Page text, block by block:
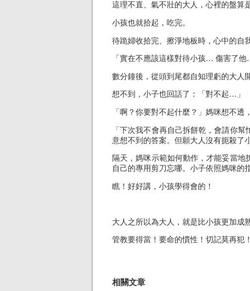
這理不直、氣不壯的大人，心裡的盤算
小孩也就拾起，吃完。
待跪婦收拾完、擦淨地板時，心中的自
「實在不應該這樣對待小孩… 傷害了他
數分鐘後，從頭到尾都自知理虧的大人
想不到，小子也回話了：「對不起…」
「啊？你要對不起什麼？」媽咪想不透
「下次我不會再自己拆餅乾，會請你
意想不到的答案。但願大人沒有扼殺了
隔天，媽咪示範如何動作，才能妥當
自己的專用剪刀忘哪。小子依照媽咪的
瞧！好好講，小孩學得會的！
大人之所以為大人，就是比小孩更加成
管教要得當！要命的慣性！切記莫再犯！
相關文章